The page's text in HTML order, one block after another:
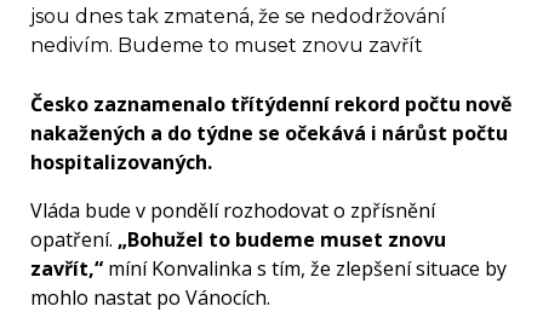
jsou dnes tak zmatená, že se nedodržování
nedivím. Budeme to muset znovu zavřít
Česko zaznamenalo třítýdenní rekord počtu nově
nakažených a do týdne se očekává i nárůst počtu
hospitalizovaných.
Vláda bude v pondělí rozhodovat o zpřísnění
opatření. „Bohužel to budeme muset znovu
zavřít,“ míní Konvalinka s tím, že zlepšení situace by
mohlo nastat po Vánocích.